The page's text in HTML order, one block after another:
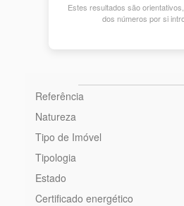
Estes resultados são
dos números por si
Referência
Natureza
Tipo de Imóvel
Tipologia
Estado
Certificado energético